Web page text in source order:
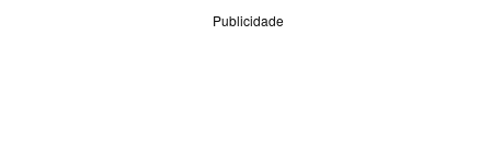
Publicidade